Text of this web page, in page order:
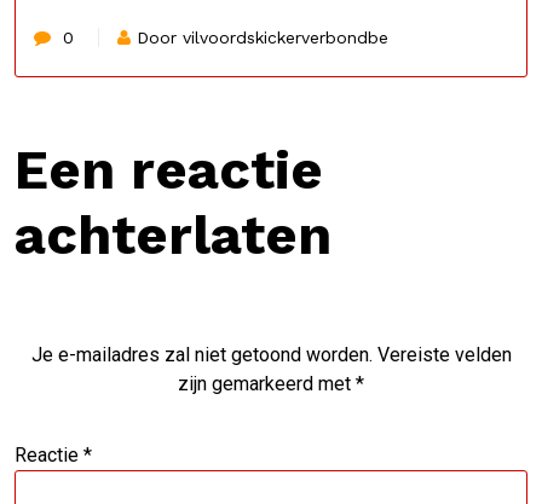
0 Door vilvoordskickerverbondbe
Een reactie
achterlaten
Je e-mailadres zal niet getoond worden. Vereiste velden
zijn gemarkeerd met *
Reactie *